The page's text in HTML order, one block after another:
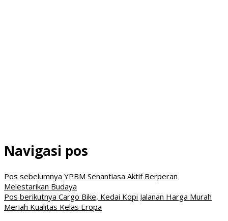
Navigasi pos
Pos sebelumnya YPBM Senantiasa Aktif Berperan
Melestarikan Budaya
Pos berikutnya Cargo Bike, Kedai Kopi Jalanan Harga Murah
Meriah Kualitas Kelas Eropa